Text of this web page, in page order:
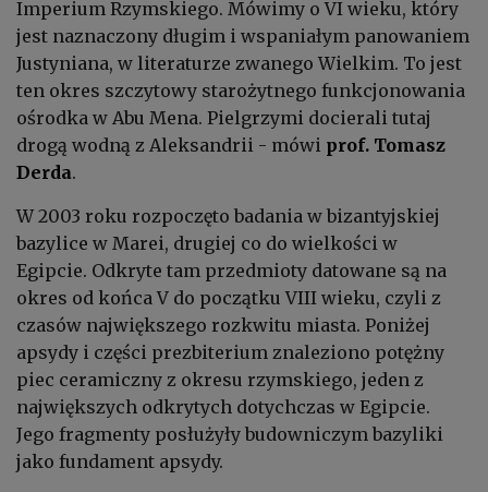
Imperium Rzymskiego. Mówimy o VI wieku, który
jest naznaczony długim i wspaniałym panowaniem
Justyniana, w literaturze zwanego Wielkim. To jest
ten okres szczytowy starożytnego funkcjonowania
ośrodka w Abu Mena. Pielgrzymi docierali tutaj
drogą wodną z Aleksandrii - mówi prof. Tomasz
Derda.
W 2003 roku rozpoczęto badania w bizantyjskiej
bazylice w Marei, drugiej co do wielkości w
Egipcie. Odkryte tam przedmioty datowane są na
okres od końca V do początku VIII wieku, czyli z
czasów największego rozkwitu miasta. Poniżej
apsydy i części prezbiterium znaleziono potężny
piec ceramiczny z okresu rzymskiego, jeden z
największych odkrytych dotychczas w Egipcie.
Jego fragmenty posłużyły budowniczym bazyliki
jako fundament apsydy.